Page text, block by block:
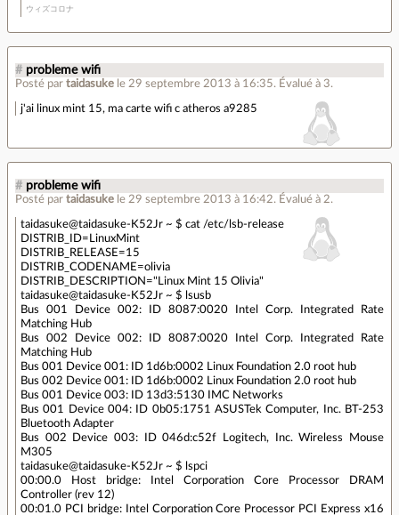
ウィズコロナ
# probleme wifi
Posté par taidasuke le 29 septembre 2013 à 16:35. Évalué à 3.
j'ai linux mint 15, ma carte wifi c atheros a9285
# probleme wifi
Posté par taidasuke le 29 septembre 2013 à 16:42. Évalué à 2.
taidasuke@taidasuke-K52Jr ~ $ cat /etc/lsb-release
DISTRIB_ID=LinuxMint
DISTRIB_RELEASE=15
DISTRIB_CODENAME=olivia
DISTRIB_DESCRIPTION="Linux Mint 15 Olivia"
taidasuke@taidasuke-K52Jr ~ $ lsusb
Bus 001 Device 002: ID 8087:0020 Intel Corp. Integrated Rate
Matching Hub
Bus 002 Device 002: ID 8087:0020 Intel Corp. Integrated Rate
Matching Hub
Bus 001 Device 001: ID 1d6b:0002 Linux Foundation 2.0 root hub
Bus 002 Device 001: ID 1d6b:0002 Linux Foundation 2.0 root hub
Bus 001 Device 003: ID 13d3:5130 IMC Networks
Bus 001 Device 004: ID 0b05:1751 ASUSTek Computer, Inc. BT-253
Bluetooth Adapter
Bus 002 Device 003: ID 046d:c52f Logitech, Inc. Wireless Mouse
M305
taidasuke@taidasuke-K52Jr ~ $ lspci
00:00.0 Host bridge: Intel Corporation Core Processor DRAM
Controller (rev 12)
00:01.0 PCI bridge: Intel Corporation Core Processor PCI Express x16